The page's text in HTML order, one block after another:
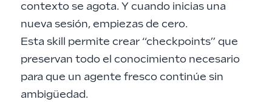
contexto se agota. Y cuando inicias una
nueva sesión, empiezas de cero.
Esta skill permite crear “checkpoints” que
preservan todo el conocimiento necesario
para que un agente fresco continúe sin
ambigüedad.